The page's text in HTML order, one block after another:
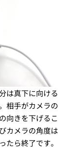
は真下に向ける
相手がカメラの
向きを下げるこ
カメラの角度は
たら終了です。